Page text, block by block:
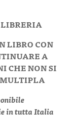
LIBRO CON
A
CHE NON SI
in tutta Italia